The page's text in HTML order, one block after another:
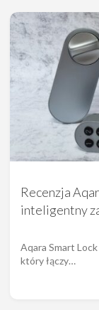
Recenzja
inteligentny
Aqara Smart
który łączy…